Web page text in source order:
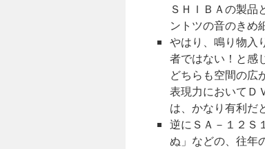
ＳＨＩＢＡの製品
ントツの音のきめ
やはり、鳴り物入
者ではない！と感
どちらも空間の広
表現力においてＤ
は、かなり有利だ
逆にＳＡ－１２Ｓ
ぬ」などの、往年